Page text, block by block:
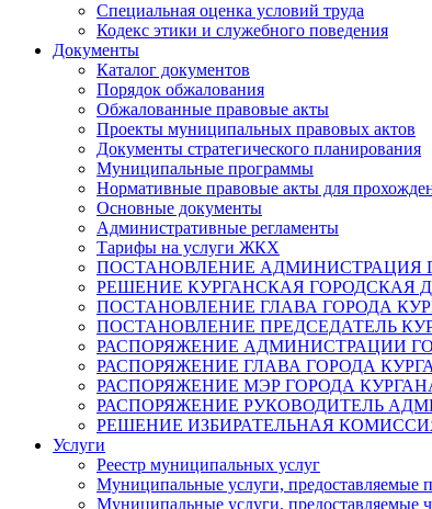
Специальная оценка условий труда
Кодекс этики и служебного поведения
Документы
Каталог документов
Порядок обжалования
Обжалованные правовые акты
Проекты муниципальных правовых актов
Документы стратегического планирования
Муниципальные программы
Нормативные правовые акты для
Основные документы
Административные регламенты
Тарифы на услуги ЖКХ
ПОСТАНОВЛЕНИЕ АДМИНИСТРАЦИЯ
РЕШЕНИЕ КУРГАНСКАЯ ГОРОДСКАЯ
ПОСТАНОВЛЕНИЕ ГЛАВА ГОРОДА
ПОСТАНОВЛЕНИЕ ПРЕДСЕДАТЕЛЬ
РАСПОРЯЖЕНИЕ АДМИНИСТРАЦИИ
РАСПОРЯЖЕНИЕ ГЛАВА ГОРОДА
РАСПОРЯЖЕНИЕ МЭР ГОРОДА
РАСПОРЯЖЕНИЕ РУКОВОДИТЕЛЬ
РЕШЕНИЕ ИЗБИРАТЕЛЬНАЯ
Услуги
Реестр муниципальных услуг
Муниципальные услуги, предоставляемые
Муниципальные услуги, предоставляемые